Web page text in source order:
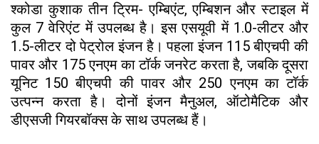
श्कोडा कुशाक तीन ट्रिम- एम्बिएंट, एम्बिशन और स्टाइल में
कुल 7 वेरिएंट में उपलब्ध है। इस एसयूवी में 1.0-लीटर और
1.5-लीटर दो पेट्रोल इंजन है। पहला इंजन 115 बीएचपी की
पावर और 175 एनएम का टॉर्क जनरेट करता है, जबकि दूसरा
यूनिट 150 बीएचपी की पावर और 250 एनएम का टॉर्क
उत्पन्न करता है। दोनों इंजन मैनुअल, ऑटोमैटिक और
डीएसजी गियरबॉक्स के साथ उपलब्ध हैं।